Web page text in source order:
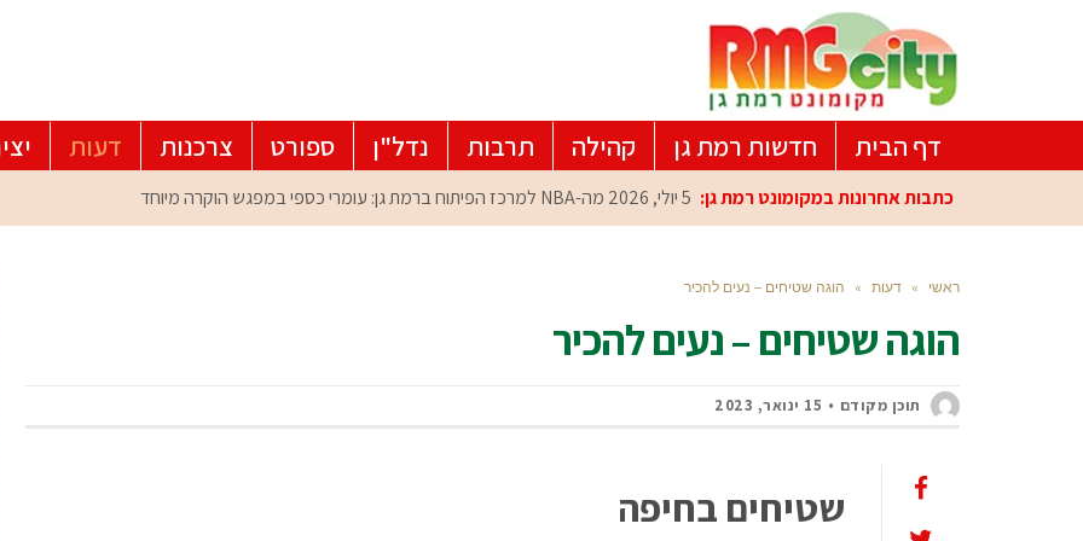
דף הבית חדשות רמת גן קהילה תרבות נדל"ן ספורט צרכנות דעות
כתבות אחרונות במקומונט רמת גן: 5 יולי, 2026 מה-NBA למרכז הפיתוח ברמת גן: עומרי כספי במפגש הוקרה מיוחד
ראשי » דעות » הוגה שטיחים – נעים להכיר
הוגה שטיחים – נעים להכיר
תוכן מקודם 15 ינואר, 2023
שטיחים בחיפה